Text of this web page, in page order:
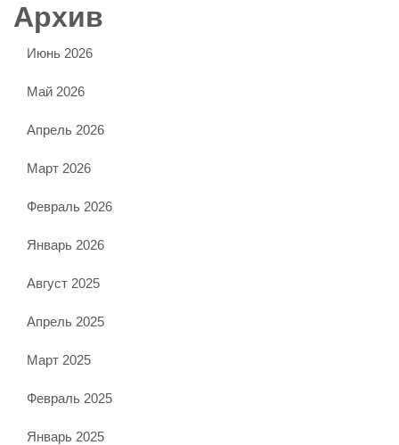
Архив
Июнь 2026
Май 2026
Апрель 2026
Март 2026
Февраль 2026
Январь 2026
Август 2025
Апрель 2025
Март 2025
Февраль 2025
Январь 2025